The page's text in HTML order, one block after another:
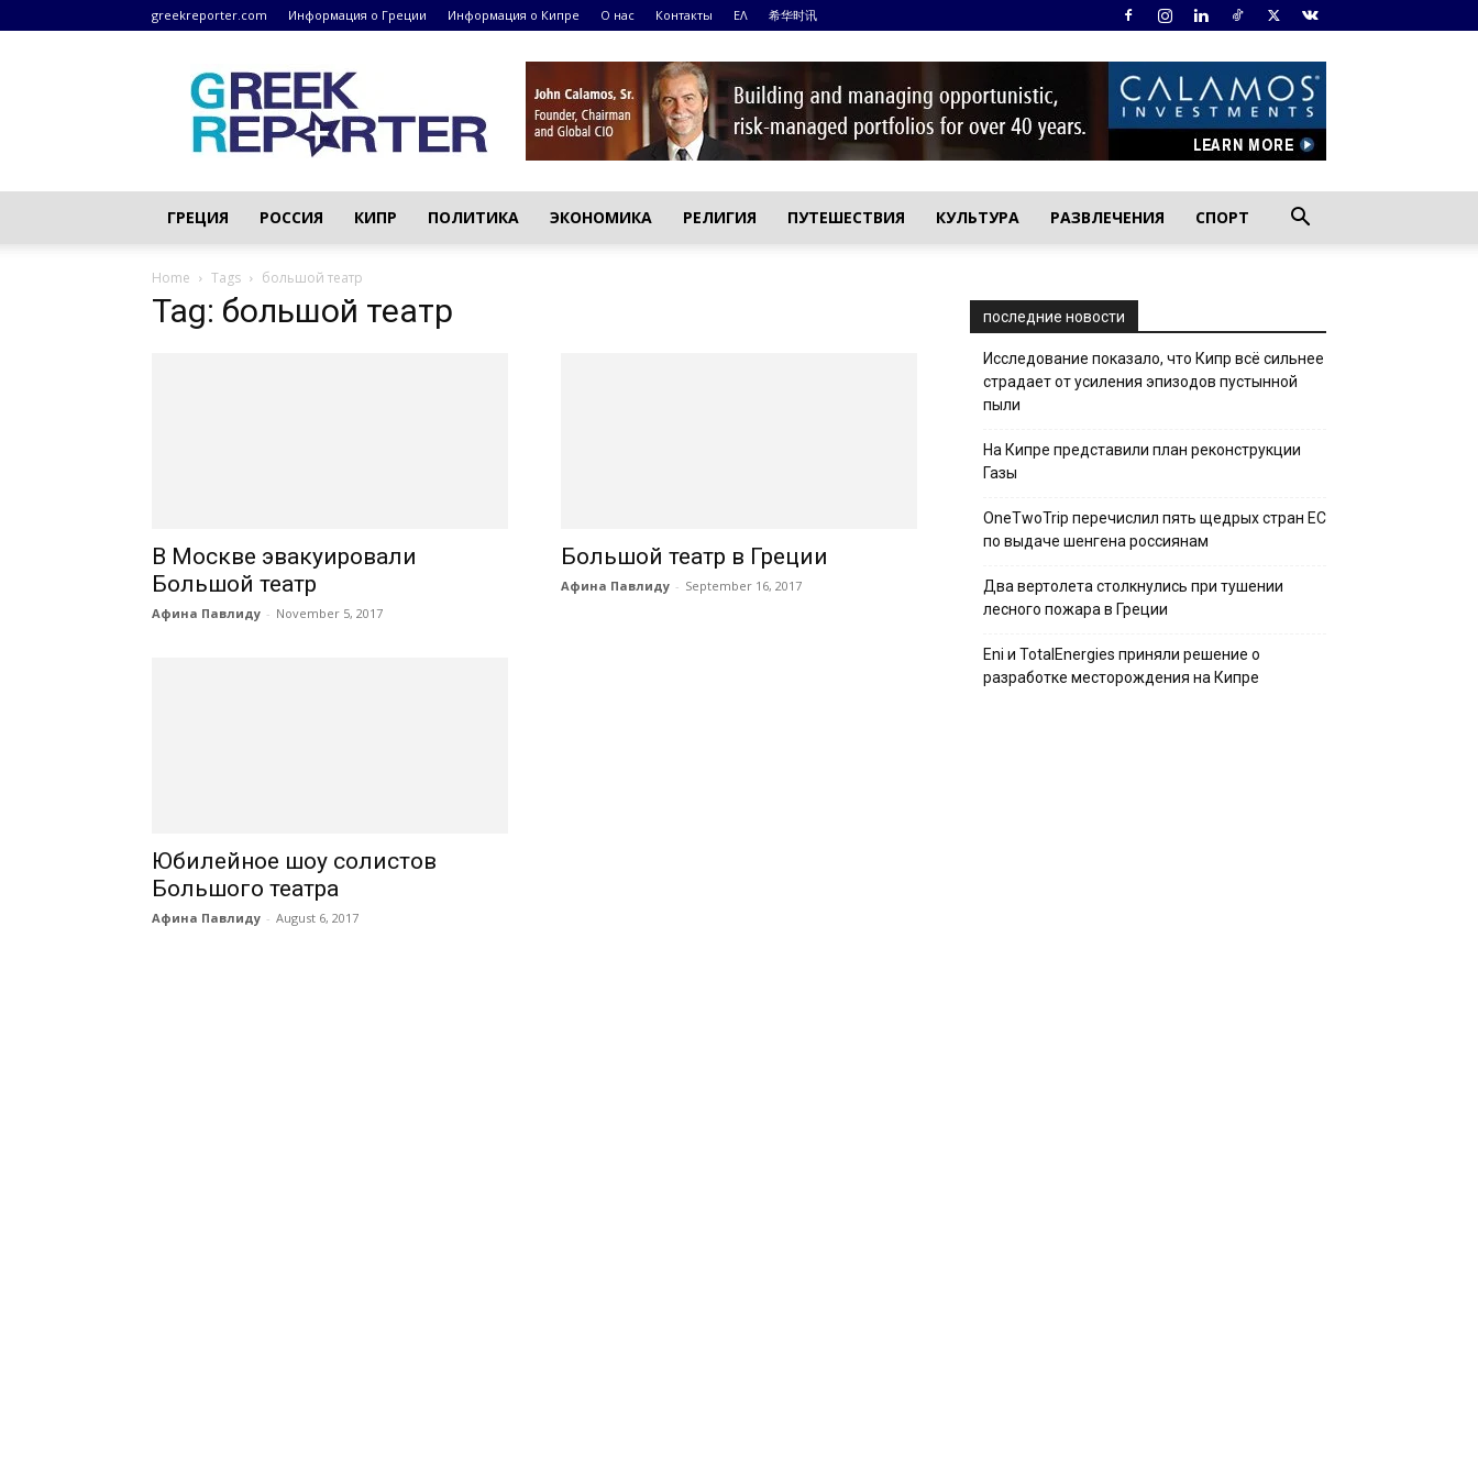
greekreporter.com Информация о Греции Информация о Кипре О нас Контакты ΕΛ 希华时讯
Греческие
новости
–
greekreporter.com
ГРЕЦИЯ РОССИЯ КИПР ПОЛИТИКА ЭКОНОМИКА РЕЛИГИЯ ПУТЕШЕСТВИЯ КУЛЬТУРА РАЗВЛЕЧЕНИЯ СПОРТ
Home Tags большой театр
Tag: большой театр
В Москве эвакуировали
Большой театр
Афина Павлиду - November 5, 2017
Большой театр в Греции
Афина Павлиду - September 16, 2017
Юбилейное шоу солистов
Большого театра
Афина Павлиду - August 6, 2017
последние новости
Исследование показало, что Кипр всё сильнее
страдает от усиления эпизодов пустынной
пыли
На Кипре представили план реконструкции
Газы
OneTwoTrip перечислил пять щедрых стран ЕС
по выдаче шенгена россиянам
Два вертолета столкнулись при тушении
лесного пожара в Греции
Eni и TotalEnergies приняли решение о
разработке месторождения на Кипре